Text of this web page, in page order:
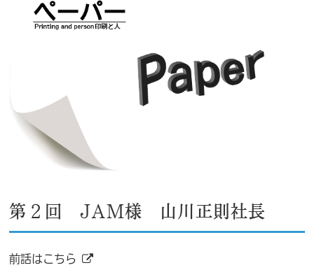
第２回 JAM様 山川正則社長
前話はこちら